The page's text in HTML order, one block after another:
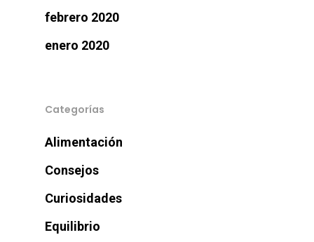
febrero 2020
enero 2020
Categorías
Alimentación
Consejos
Curiosidades
Equilibrio